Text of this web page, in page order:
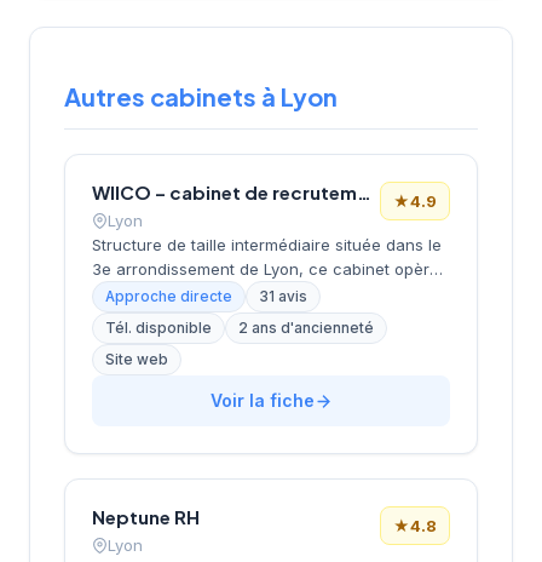
Autres cabinets à Lyon
WIICO – cabinet de recrutement
Lyon
★4.9
Structure de taille intermédiaire située dans le
3e arrondissement de Lyon, ce cabinet opère
depuis le quartier d'affaires de la Part-Dieu.
Dirigée par MOMTAZ-AZAD, l'entreprise
développe ses activités de recrutement avec
un positionnement géographique stratégique
au cœur du pôle économique lyonnais. La
société bénéficie d'une excellente réputation
Approche directe
31 avis
Tél. disponible
2 ans d'ancienneté
Site web
Voir la fiche
Neptune RH
Lyon
★4.8